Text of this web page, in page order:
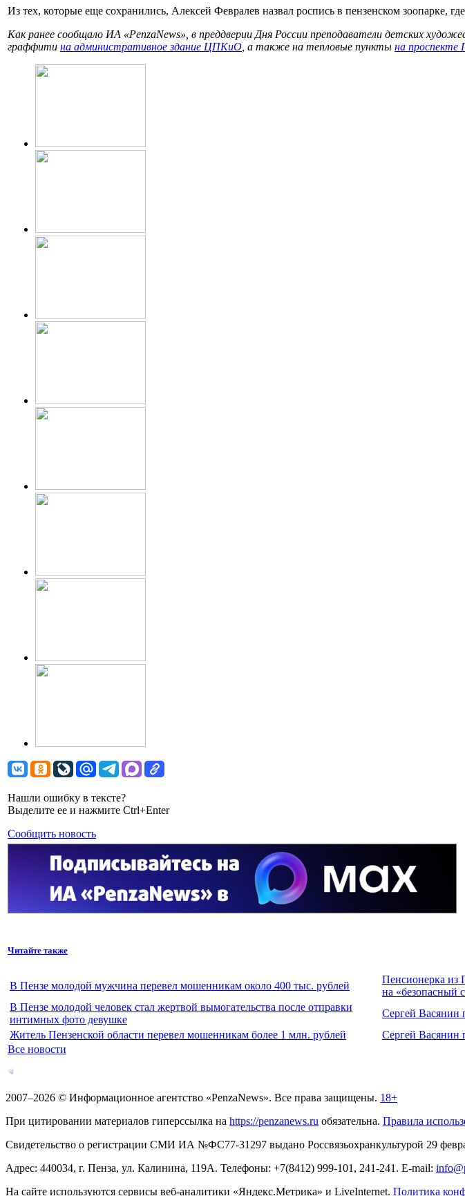
Из тех, которые еще сохранились, Алексей Февралев назвал роспись в пензенском зоопарке,
Как ранее сообщало ИА «PenzaNews», в преддверии Дня России преподаватели детских
граффити на административное здание ЦПКиО, а также на тепловые пункты на проспекте
Нашли ошибку в тексте?
Выделите ее и нажмите Ctrl+Enter
Сообщить новость
Читайте также
В Пензе молодой мужчина перевел мошенникам около 400 тыс. рублей
Пенсионерка из
на «безопасный
В Пензе молодой человек стал жертвой вымогательства после отправки
интимных фото девушке
Сергей Васянин
Житель Пензенской области перевел мошенникам более 1 млн. рублей
Сергей Васянин
Все новости
2007–2026 © Информационное агентство «PenzaNews». Все права защищены. 18+
При цитировании материалов гиперссылка на https://penzanews.ru обязательна. Правила
Свидетельство о регистрации СМИ ИА №ФС77-31297 выдано Россвязьохранкультурой 29
Адрес: 440034, г. Пенза, ул. Калинина, 119А. Телефоны: +7(8412) 999-101, 241-241 . E-mail:
На сайте используются сервисы веб-аналитики «Яндекс.Метрика» и LiveInternet. Политика